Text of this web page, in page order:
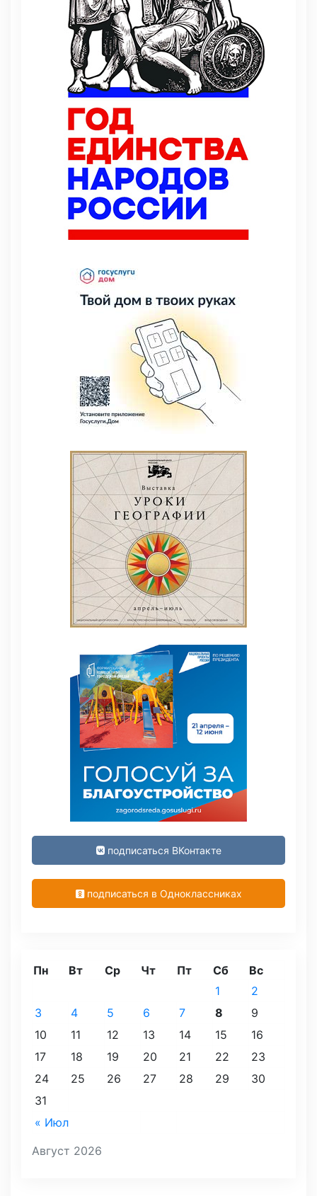
подписаться ВКонтакте
подписаться в Одноклассниках
Август 2026
Пн Вт Ср Чт Пт Сб Вс
« Июл
1
2
3
4 5 6 7 8
9
10
11 12 13 14 15
16
17
18 19 20 21 22
23
24
25 26 27 28 29
30
31